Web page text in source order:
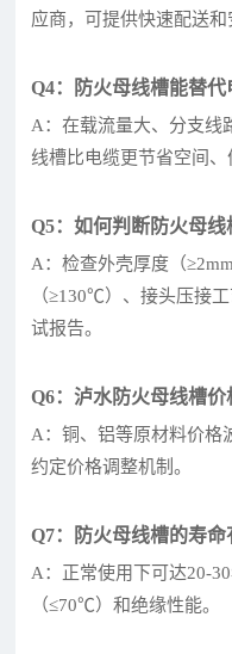
应商，可提供快速配送和
Q4：防火母线槽能替代
A：在载流量大、分支线
线槽比电缆更节省空间、
Q5：如何判断防火母线
A：检查外壳厚度（
（≥130℃）、接头压接
试报告。
Q6：泸水防火母线槽价
A：铜、铝等原材料价格
约定价格调整机制。
Q7：防火母线槽的寿命
A：正常使用下可达20-
（≤70℃）和绝缘性能。